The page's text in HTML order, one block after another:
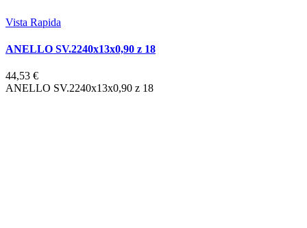
Vista Rapida
ANELLO SV.2240x13x0,90 z 18
44,53 €
ANELLO SV.2240x13x0,90 z 18